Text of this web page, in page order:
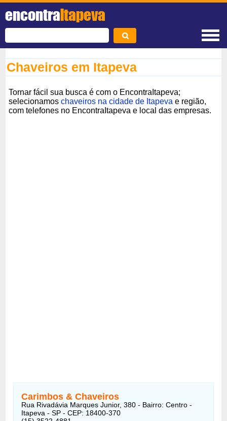
encontraItapeva
Chaveiros em Itapeva
Tornar fácil sua busca é com o EncontraItapeva;
selecionamoschaveiros na cidade de Itapeva e região,
com telefones no EncontraItapeva e local das empresas.
Carimbos & Chaveiros
Rua Rivadávia Marques Junior, 380 - Bairro: Centro -
Itapeva - SP - CEP: 18400-370